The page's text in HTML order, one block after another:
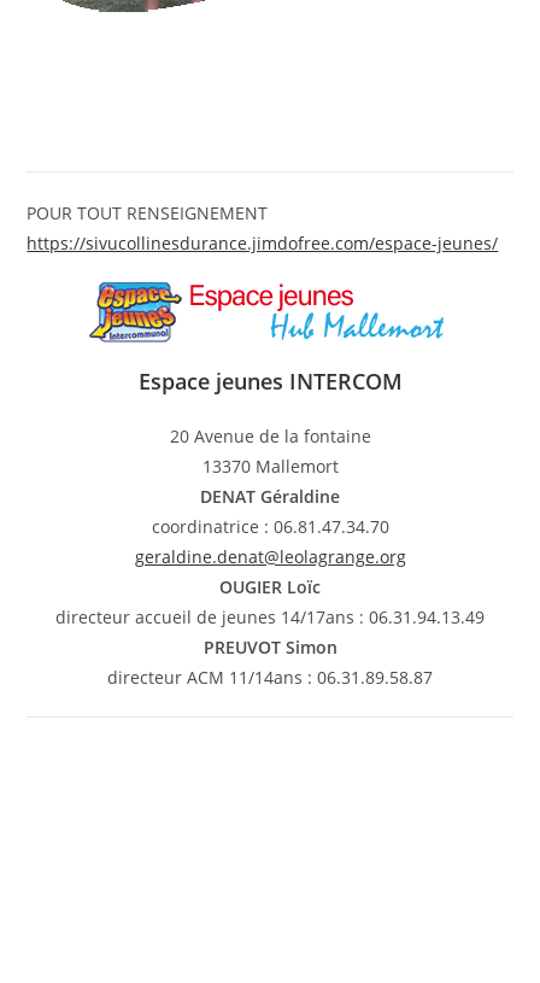
POUR TOUT RENSEIGNEMENT
https://sivucollinesdurance.jimdofree.com/espace-jeunes/
Espace jeunes INTERCOM
20 Avenue de la fontaine
13370 Mallemort
DENAT Géraldine
coordinatrice : 06.81.47.34.70
geraldine.denat@leolagrange.org
OUGIER Loïc
directeur accueil de jeunes 14/17ans : 06.31.94.13.49
PREUVOT Simon
directeur ACM 11/14ans : 06.31.89.58.87